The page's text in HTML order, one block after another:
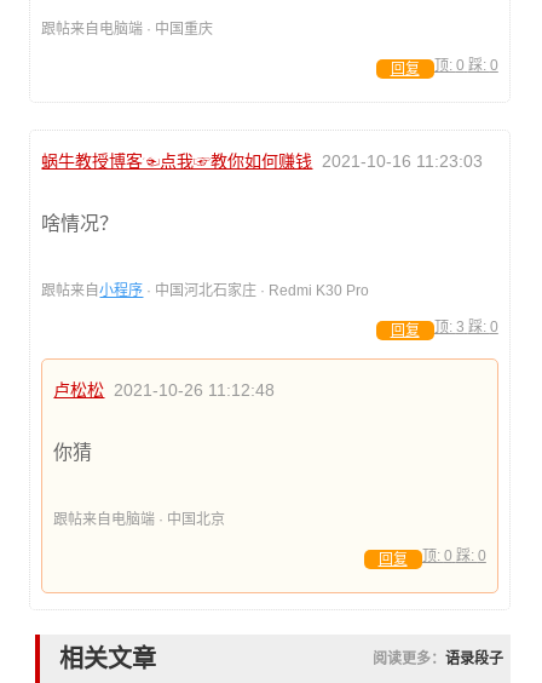
跟帖来自电脑端 · 中国重庆
顶: 0 踩: 0
回复
蜗牛教授博客☜点我☞教你如何赚钱 2021-10-16 11:23:03
啥情况？
跟帖来自小程序 · 中国河北石家庄 · Redmi K30 Pro
顶: 3 踩: 0
回复
卢松松 2021-10-26 11:12:48
你猜
跟帖来自电脑端 · 中国北京
顶: 0 踩: 0
回复
相关文章 阅读更多： 语录段子